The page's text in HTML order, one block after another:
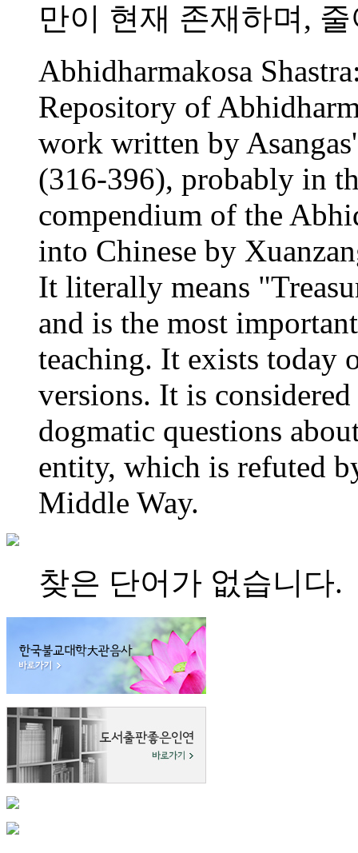
만이 현재 존재하며,
Abhidharmakosa
Repository of
work written by
(316-396), probably in
compendium of the
into Chinese by
It literally means
and is the most
teaching. It exists today
versions. It is
dogmatic questions
entity, which is refuted
Middle Way.
찾은 단어가 없습니다.